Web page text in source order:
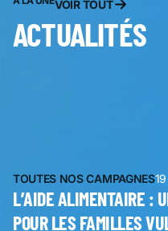
VOIR TOUT
ACTUALITÉS
TOUTES NOS CAMPAGNES
L’AIDE ALIMENTAIRE :
POUR LES FAMILLES